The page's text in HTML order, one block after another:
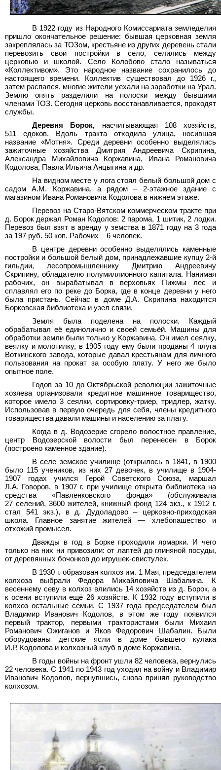
В 1922 году из Народного Комиссариата земледелия
пришло окончательное решение: бывшая церковная земля
закреплялась за ТОЗом, крестьяне из других деревень стали
перевозить свои постройки в село, селились между
церковью и школой. Село Колобово стало называться
«Коллективом». Это народное название сохранилось до
настоящего времени. Коллектив существовал до 1926
г.,
затем распался, многие жители уехали на заработки на Урал.
Землю опять разделили на полоски между бывшими
членами ТОЗ. Сегодня церковь восстанавливается, проходят
службы.
Деревня Борок, насчитывающая 108
хозяйств,
511
едоков. Вдоль тракта отходила улица, носившая
название «Мотня». Среди деревни особенно выделялись
зажиточные хозяйства Дмитрия Андреевича Скрипина,
Александра Михайловича Коржавина, Ивана Романовича
Кодолова, Павла Ильича Анцыгина и др.
На видном месте у лога стоял белый большой дом с
садом А.М.
Коржавина, а рядом – 2-этажное здание с
магазином Ивана Романовича Кодолова в нижнем этаже.
Перевоз на Старо-Вятском коммерческом тракте при
д. Борок держал Роман Кодолов: 2 парома, 1 шитик, 2 лодки.
Перевоз был взят в аренду у земства в 1871 году на 3 года
за 197 руб. 50 коп. Рабочих – 6 человек.
В центре деревни особенно выделялись каменные
постройки и большой белый дом, принадлежавшие купцу 2-й
гильдии, лесопромышленнику Дмитрию Андреевичу
Скрипину, обладателю полумиллионного капитала. Нанимая
рабочих, он вырабатывал в верховьях Пижмы лес и
сплавлял его по реке до Борка, где в конце деревни у него
была пристань. Сейчас в доме Д.А.
Скрипина находится
Борковская библиотека и узел связи.
Земля была поделена на полоски. Каждый
обрабатывал её единолично и своей семьёй. Машины для
обработки земли были только у Коржавина. Он имел сеялку,
веялку и молотилку, в 1905 году ему были проданы 4 плуга
Воткинского завода, которые давал крестьянам для личного
пользования на прокат за особую плату. У него же было
опытное поле.
Годов за 10 до Октябрьской революции зажиточные
хозяева организовали кредитное машинное товарищество,
которое имело 3 сеялки, сортировку-триер, тридлер, жатку.
Использовав в первую очередь для себя, члены кредитного
товарищества давали машины и населению за плату.
Когда в д. Водозерие сгорело волостное правление,
центр Водозерской волости был перенесен в Борок
(построено каменное здание).
B селе земское училище (открылось в 1841, в 1900
было 115 учеников, из них 27 девочек, в училище в 1904-
1907
годах учился Герой Советского Союза, маршал
Л.А. Говоров, в 1907 г. при училище открыта библиотека на
средства «Павленковского фонда» (обслyживaла
27 селений, 3600 жителей, книжный фонд 124 экз., к 1912 г.
стал 541
экз.), в д.
Дудоладово – церковно-приходская
школа. Главное занятие жителей — хлебопашество и
отхожий промысел.
Дважды в год в Борке проходили ярмарки. И чего
только на них ни привозили: от лаптей до глиняной посуды,
от деревянных бочонков до игрушек-свистулек.
B 1930 г. образован колхоз им. 1 Мая, председателем
колхоза выбрали Федора Михайловича Шабалина. К
весеннему севу в колхоз влились 14 хозяйств из д. Борок, а
к осени вступили ещё 26 хозяйств. К 1932 году вступили в
колхоз остальные семьи. С 1937 года председателем был
Владимир Иванович Кодолов, в этом же году появился
первый трактор, первыми трактористами были Михаил
Романович Ожиганов и Яков Федорович Шабалин. Были
оборудованы детские ясли в доме бывшего кулака
И.Р. Кодолова и колхозный клуб в доме Коржавина.
B годы войны на фронт ушли 82 человека, вернулись
22 человека. С 1941 по 1943 год уходил на войну и Владимир
Иванович Кодолов, вернувшись, снова принял руководство
колхозом.